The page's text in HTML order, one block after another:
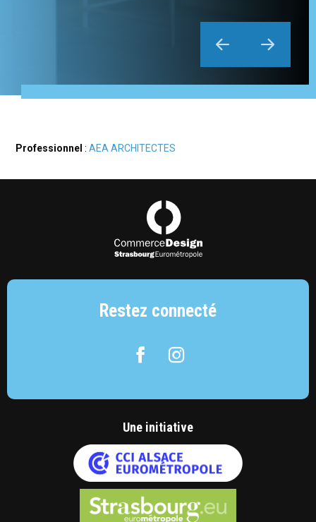
Professionnel : AEA ARCHITECTES
Commerce Design Strasbourg
Restez connecté
Une initiative